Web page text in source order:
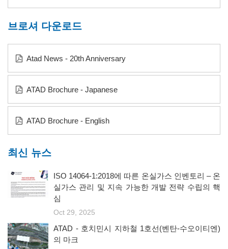
브로셔 다운로드
Atad News - 20th Anniversary
ATAD Brochure - Japanese
ATAD Brochure - English
최신 뉴스
ISO 14064-1:2018에 따른 온실가스 인벤토리 – 온
실가스 관리 및 지속 가능한 개발 전략 수립의 핵
심
Oct 29, 2025
ATAD - 호치민시 지하철 1호선(벤탄-수오이티엔)
의 마크